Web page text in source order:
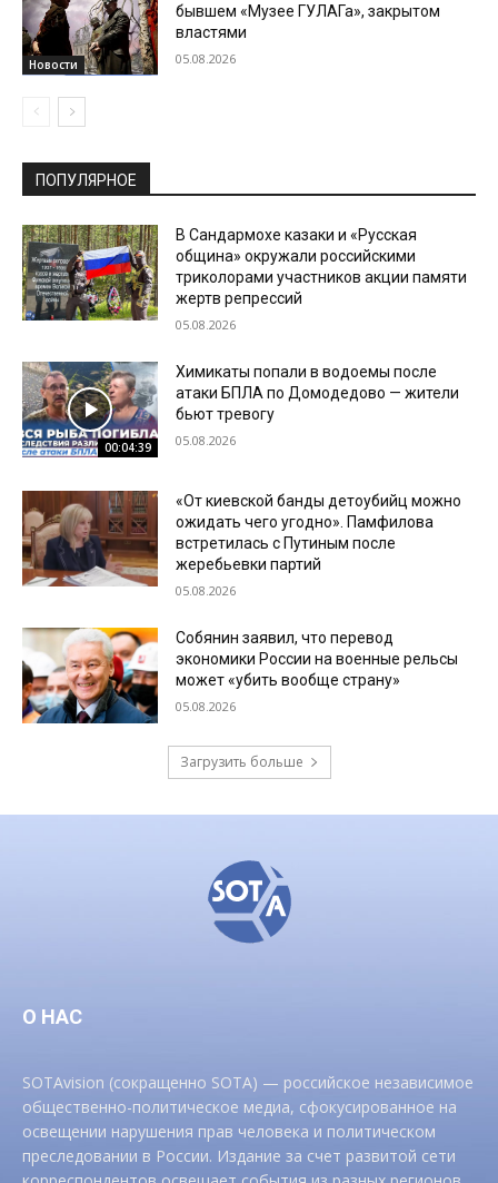
Новости
бывшем «Музее ГУЛАГа», закрытом
властями
05.08.2026
ПОПУЛЯРНОЕ
В Сандармохе казаки и «Русская
община» окружали российскими
триколорами участников акции памяти
жертв репрессий
05.08.2026
00:04:39
Химикаты попали в водоемы после
атаки БПЛА по Домодедово — жители
бьют тревогу
05.08.2026
«От киевской банды детоубийц можно
ожидать чего угодно». Памфилова
встретилась с Путиным после
жеребьевки партий
05.08.2026
Собянин заявил, что перевод
экономики России на военные рельсы
может «убить вообще страну»
05.08.2026
Загрузить больше
О НАС
SOTAvision (сокращенно SOTA) — российское независимое
общественно-политическое медиа, сфокусированное на
освещении нарушения прав человека и политическом
преследовании в России. Издание за счет развитой сети